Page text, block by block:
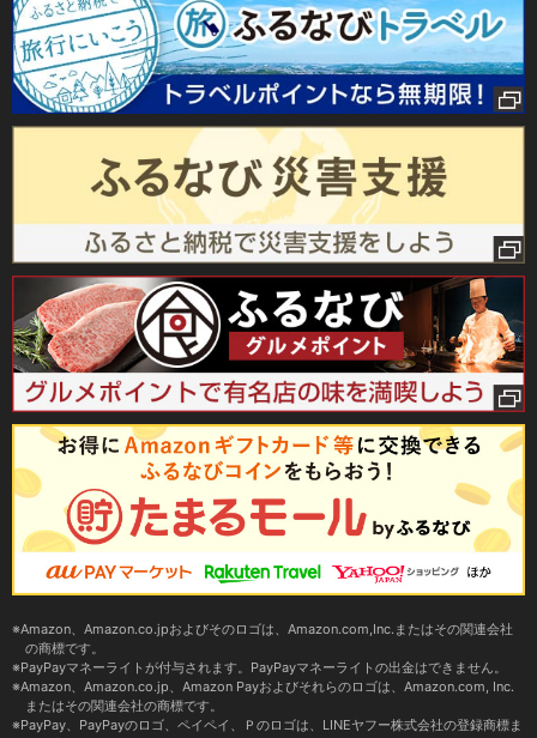
Amazon、Amazon.co.jpおよびそのロゴは、Amazon.com,Inc.またはその関連会社
の商標です。
PayPayマネーライトが付与されます。PayPayマネーライトの出金はできません。
Amazon、Amazon.co.jp、Amazon Payおよびそれらのロゴは、Amazon.com, Inc.
またはその関連会社の商標です。
PayPay、PayPayのロゴ、ペイペイ、Ｐのロゴは、LINEヤフー株式会社の登録商標ま